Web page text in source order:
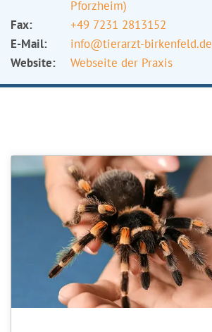
Pforzheim)
Fax:
+49 7231 2813152
E-Mail:
info@tierarzt-birkenfeld.de
Website:
Webseite der Praxis